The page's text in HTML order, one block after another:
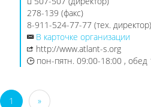
278-139 (факс)
8-911-524-77-77 (тех. директор)
В карточке организации
http://www.atlant-s.org
пон-пятн. 09:00-18:00 , обед
1
»